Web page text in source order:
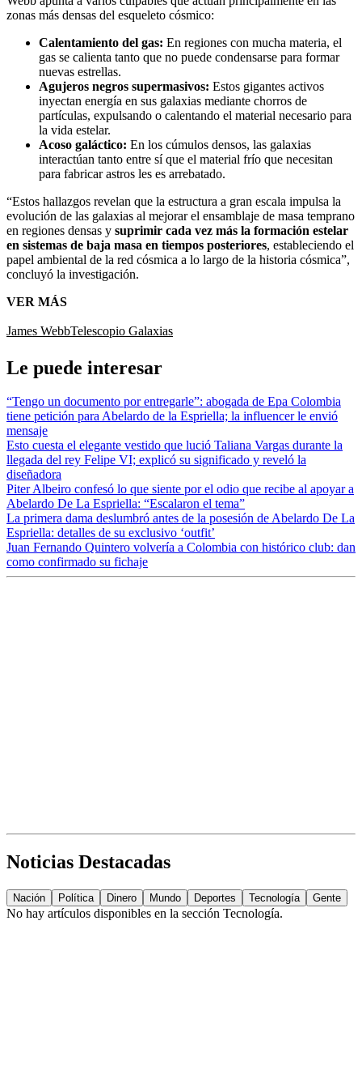
zonas más densas del esqueleto cósmico:
Calentamiento del gas: En regiones con mucha materia, el
gas se calienta tanto que no puede condensarse para formar
nuevas estrellas.
Agujeros negros supermasivos: Estos gigantes activos
inyectan energía en sus galaxias mediante chorros de
partículas, expulsando o calentando el material necesario para
la vida estelar.
Acoso galáctico: En los cúmulos densos, las galaxias
interactúan tanto entre sí que el material frío que necesitan
para fabricar astros les es arrebatado.
“Estos hallazgos revelan que la estructura a gran escala impulsa la
evolución de las galaxias al mejorar el ensamblaje de masa temprano
en regiones densas y suprimir cada vez más la formación estelar
en sistemas de baja masa en tiempos posteriores, estableciendo el
papel ambiental de la red cósmica a lo largo de la historia cósmica”,
concluyó la investigación.
VER MÁS
James WebbTelescopio Galaxias
Le puede interesar
“Tengo un documento por entregarle”: abogada de Epa Colombia
tiene petición para Abelardo de la Espriella; la influencer le envió
mensaje
Esto cuesta el elegante vestido que lució Taliana Vargas durante la
llegada del rey Felipe VI; explicó su significado y reveló la
diseñadora
Piter Albeiro confesó lo que siente por el odio que recibe al apoyar a
Abelardo De La Espriella: “Escalaron el tema”
La primera dama deslumbró antes de la posesión de Abelardo De La
Espriella: detalles de su exclusivo ‘outfit’
Juan Fernando Quintero volvería a Colombia con histórico club: dan
como confirmado su fichaje
Noticias Destacadas
Nación Política Dinero Mundo Deportes Tecnología Gente
No hay artículos disponibles en la sección Tecnología.